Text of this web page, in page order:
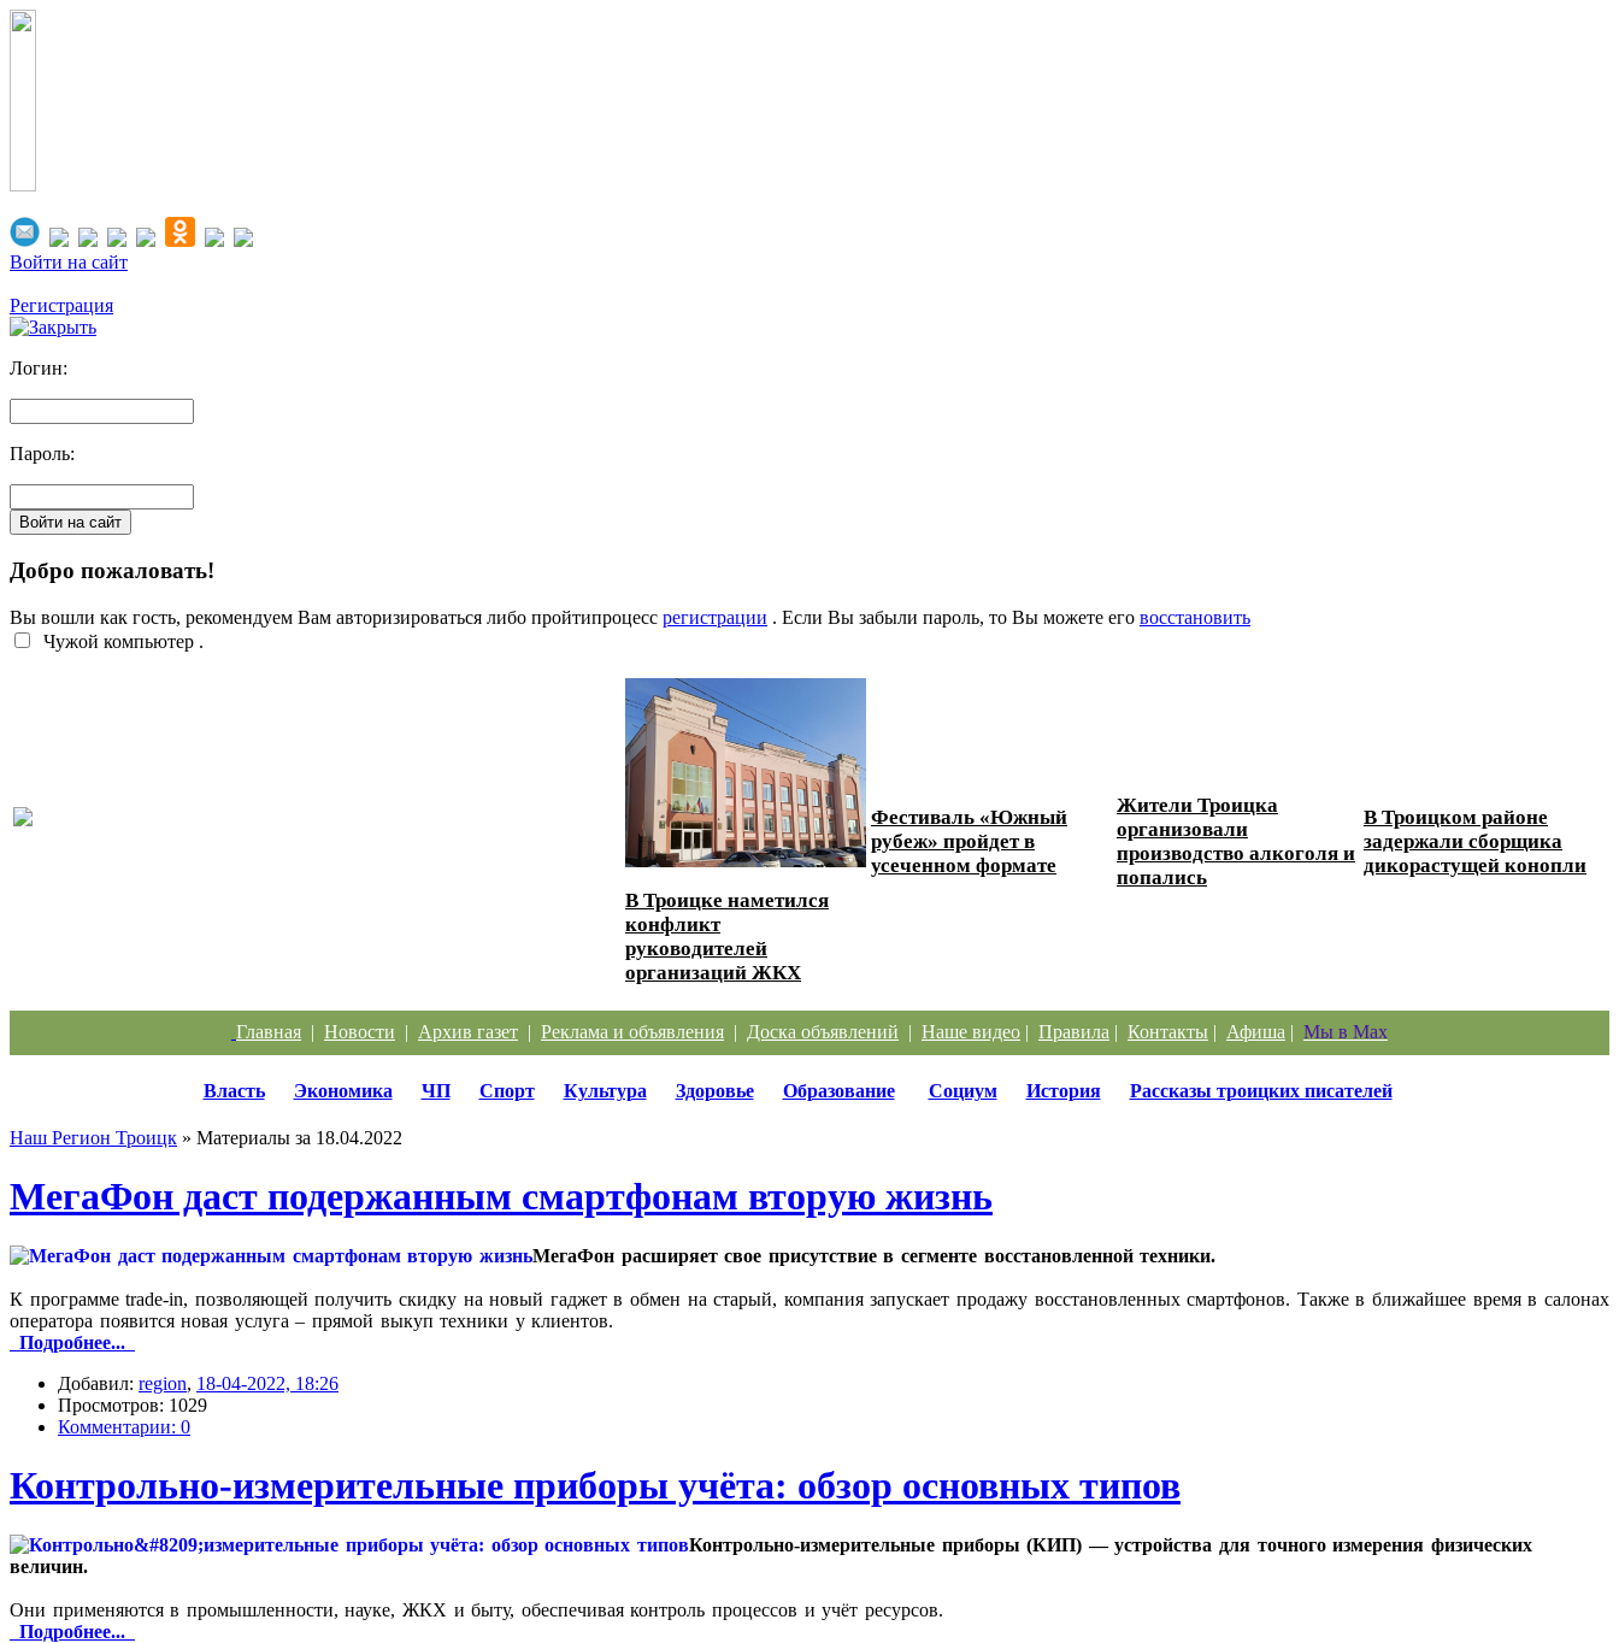
Войти на сайт
Регистрация
Логин:
Пароль:
Добро пожаловать!
Вы вошли как гость, рекомендуем Вам авторизироваться либо пройтипроцесс регистрации . Если Вы забыли пароль, то Вы можете его восстановить
Чужой компьютер .
В Троицке наметился
конфликт
руководителей
организаций ЖКХ
Фестиваль «Южный
рубеж» пройдет в
усеченном формате
Жители Троицка
организовали
производство алкоголя и
попались
В Троицком районе
задержали сборщика
дикорастущей конопли
Главная | Новости | Архив газет | Реклама и объявления | Доска объявлений | Наше видео | Правила | Контакты | Афиша | Мы в Max
Власть Экономика ЧП Спорт Культура Здоровье Образование Социум История Рассказы троицких писателей
Наш Регион Троицк » Материалы за 18.04.2022
МегаФон даст подержанным смартфонам вторую жизнь
МегаФон расширяет свое присутствие в сегменте восстановленной техники.
К программе trade-in, позволяющей получить скидку на новый гаджет в обмен на старый, компания запускает продажу восстановленных смартфонов. Также в ближайшее время в салонах
оператора появится новая услуга – прямой выкуп техники у клиентов.
Подробнее...
Добавил: region, 18-04-2022, 18:26
Просмотров: 1029
Комментарии: 0
Контрольно‑измерительные приборы учёта: обзор основных типов
Контрольно‑измерительные приборы (КИП) — устройства для точного измерения физических
величин.
Они применяются в промышленности, науке, ЖКХ и быту, обеспечивая контроль процессов и учёт ресурсов.
Подробнее...